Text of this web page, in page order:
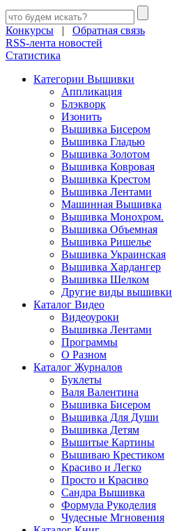
Конкурсы | Обратная связь
RSS-лента новостей
Статистика
Категории Вышивки
Аппликация
Блэкворк
Изонить
Вышивка Бисером
Вышивка Гладью
Вышивка Золотом
Вышивка Ковровая
Вышивка Крестом
Вышивка Лентами
Машинная Вышивка
Вышивка Монохром.
Вышивка Объемная
Вышивка Ришелье
Вышивка Украинская
Вышивка Хардангер
Вышивка Шелком
Другие виды вышивки
Каталог Видео
Видеоуроки
Вышивка Лентами
Программы
О Разном
Каталог Журналов
Буклеты
Валя Валентина
Вышивка Бисером
Вышивка Для Души
Вышивка Детям
Вышитые Картины
Вышиваю Крестиком
Красиво и Легко
Просто и Красиво
Сандра Вышивка
Формула Рукоделия
Чудесные Мгновения